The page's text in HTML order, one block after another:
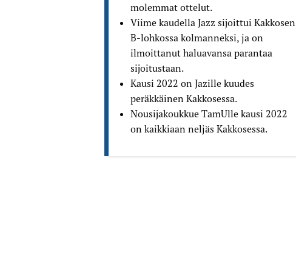
molemmat ottelut.
Viime kaudella Jazz sijoittui Kakkosen
B-lohkossa kolmanneksi, ja on
ilmoittanut haluavansa parantaa
sijoitustaan.
Kausi 2022 on Jazille kuudes
peräkkäinen Kakkosessa.
Nousijakoukkue TamUlle kausi 2022
on kaikkiaan neljäs Kakkosessa.